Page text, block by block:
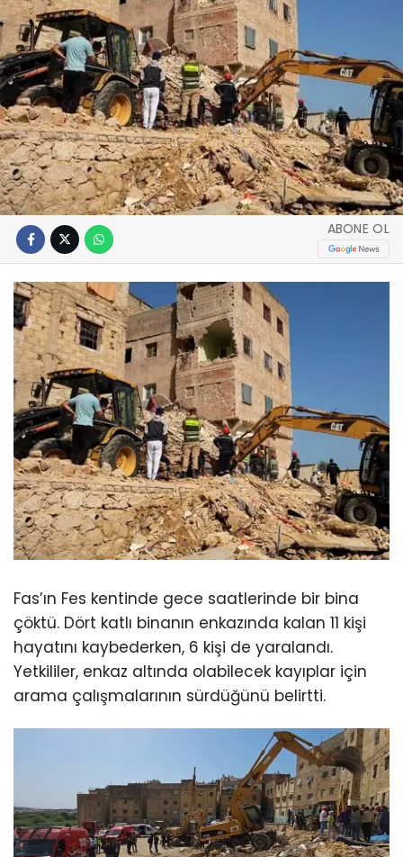
ABONE OL
Fas’ın Fes kentinde gece saatlerinde bir bina
çöktü. Dört katlı binanın enkazında kalan 11 kişi
hayatını kaybederken, 6 kişi de yaralandı.
Yetkililer, enkaz altında olabilecek kayıplar için
arama çalışmalarının sürdüğünü belirtti.